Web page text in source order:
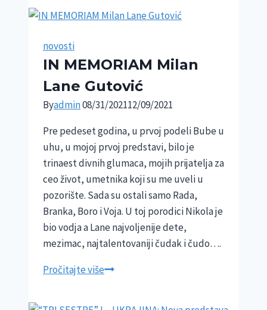
novosti
IN MEMORIAM Milan
Lane Gutović
Byadmin08/31/202112/09/2021
Pre pedeset godina, u prvoj podeli Bube u
uhu, u mojoj prvoj predstavi, bilo je
trinaest divnih glumaca, mojih prijatelja za
ceo život, umetnika koji su me uveli u
pozorište. Sada su ostali samo Rada,
Branka, Boro i Voja. U toj porodici Nikola je
bio vodja a Lane najvoljenije dete,
mezimac, najtalentovaniji čudak i čudo….
Pročitajte višeIN